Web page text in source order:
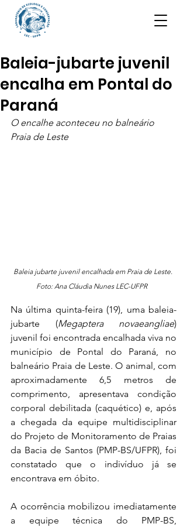
Baleia-jubarte juvenil
encalha em Pontal do
Paraná
O encalhe aconteceu no balneário
Praia de Leste
Baleia jubarte juvenil encalhada em Praia de Leste.
Foto: Ana Cláudia Nunes LEC-UFPR
Na última quinta-feira (19), uma baleia-
jubarte (Megaptera novaeangliae)
juvenil foi encontrada encalhada viva no
município de Pontal do Paraná, no
balneário Praia de Leste. O animal, com
aproximadamente 6,5 metros de
comprimento, apresentava condição
corporal debilitada (caquético) e, após
a chegada da equipe multidisciplinar
do Projeto de Monitoramento de Praias
da Bacia de Santos (PMP-BS/UFPR), foi
constatado que o indivíduo já se
encontrava em óbito.
A ocorrência mobilizou imediatamente
a equipe técnica do PMP-BS,